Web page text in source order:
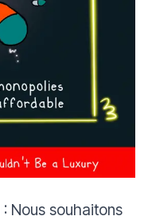
: Nous souhaitons